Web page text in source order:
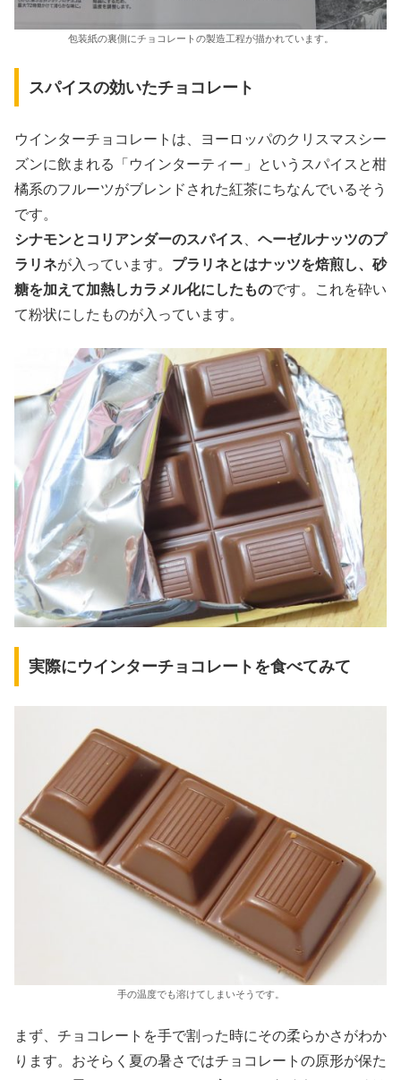
包装紙の裏側にチョコレートの製造工程が描かれています。
スパイスの効いたチョコレート
ウインターチョコレートは、ヨーロッパのクリスマスシー
ズンに飲まれる「ウインターティー」というスパイスと柑
橘系のフルーツがブレンドされた紅茶にちなんでいるそう
です。
シナモンとコリアンダーのスパイス
ヘーゼルナッツのプ
ラリネが入っています。 プラリネとはナッツを焙煎し、砂
糖を加えて加熱しカラメル化にしたものです。これを砕い
て粉状にしたものが入っています。
実際にウインターチョコレートを食べてみて
手の温度でも溶けてしまいそうです。
まず、チョコレートを手で割った時にその柔らかさがわか
ります。おそらく夏の暑さではチョコレートの原形が保た